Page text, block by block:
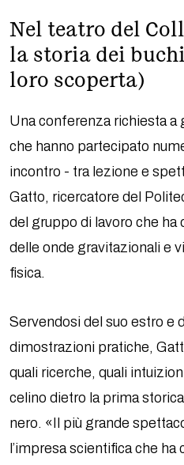
Nel teatro del
la storia dei
loro scoperta)
Una conferenza richiesta a
che hanno partecipato
incontro - tra lezione e
Gatto, ricercatore del
del gruppo di lavoro che ha
delle onde gravitazionali e
fisica.
Servendosi del suo estro e
dimostrazioni pratiche,
quali ricerche, quali
celino dietro la prima
nero. «Il più grande
l’impresa scientifica che